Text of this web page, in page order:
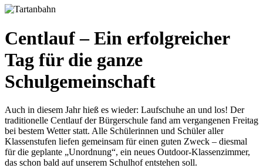
Centlauf – Ein erfolgreicher
Tag für die ganze
Schulgemeinschaft
Auch in diesem Jahr hieß es wieder: Laufschuhe an und los! Der
traditionelle Centlauf der Bürgerschule fand am vergangenen Freitag
bei bestem Wetter statt. Alle Schülerinnen und Schüler aller
Klassenstufen liefen gemeinsam für einen guten Zweck – diesmal
für die geplante „Unordnung“, ein neues Outdoor-Klassenzimmer,
das schon bald auf unserem Schulhof entstehen soll.